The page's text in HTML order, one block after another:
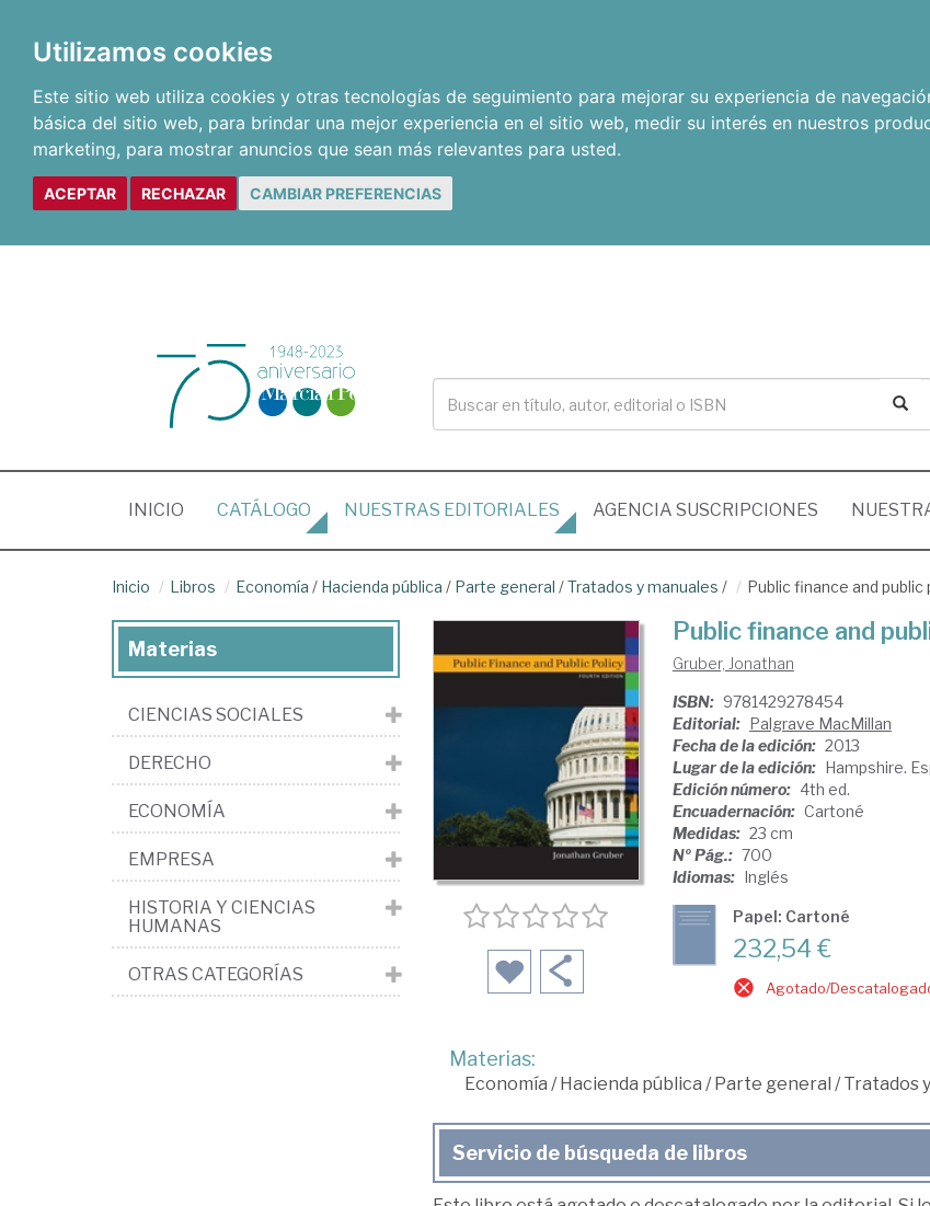
Utilizamos cookies
Este sitio web utiliza cookies y otras tecnologías de seguimiento para mejorar su experiencia de
básica del sitio web, para brindar una mejor experiencia en el sitio web, medir su interés en nuestros
marketing, para mostrar anuncios que sean más relevantes para usted.
ACEPTAR RECHAZAR CAMBIAR PREFERENCIAS
INICIO (CURRENT)
CATÁLOGO NUESTRAS EDITORIALES AGENCIA SUSCRIPCIONES
Inicio Libros Economía / Hacienda pública / Parte general /Tratados y manuales / Public finance and public
Public finance and
Gruber, Jonathan
ISBN: 9781429278454
Editorial: Palgrave MacMillan
Fecha de la edición: 2013
Lugar de la edición: Hampshire.
Edición número: 4th ed.
Encuadernación: Cartoné
Medidas: 23 cm
Nº Pág.: 700
Idiomas: Inglés
Papel: Cartoné
232,54 €
Agotado/
Materias:
Economía /Hacienda pública /Parte general /Tratados
Servicio de búsqueda de libros
Materias
CIENCIAS SOCIALES
DERECHO
ECONOMÍA
EMPRESA
HISTORIA Y CIENCIAS
HUMANAS
OTRAS CATEGORÍAS